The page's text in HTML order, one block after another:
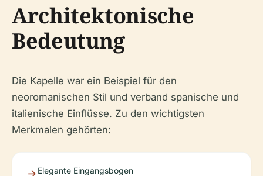
Architektonische
Bedeutung
Die Kapelle war ein Beispiel für den
neoromanischen Stil und verband spanische und
italienische Einflüsse. Zu den wichtigsten
Merkmalen gehörten:
Elegante Eingangsbogen